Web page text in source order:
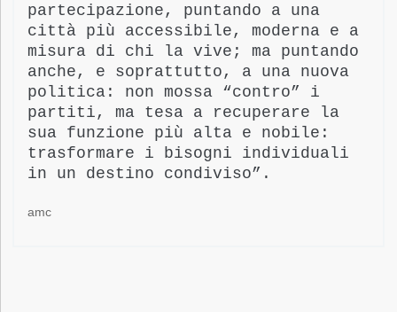
partecipazione, puntando a una
città più accessibile, moderna e a
misura di chi la vive; ma puntando
anche, e soprattutto, a una nuova
politica: non mossa “contro” i
partiti, ma tesa a recuperare la
sua funzione più alta e nobile:
trasformare i bisogni individuali
in un destino condiviso”.
amc